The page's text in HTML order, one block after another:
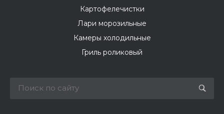
Картофелечистки
Лари морозильные
Камеры холодильные
Гриль роликовый